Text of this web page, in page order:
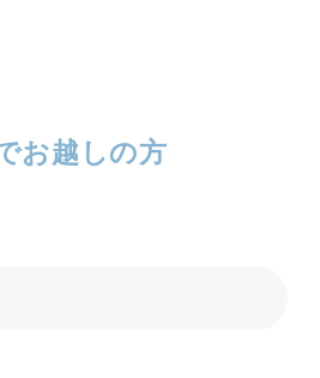
お越しの方